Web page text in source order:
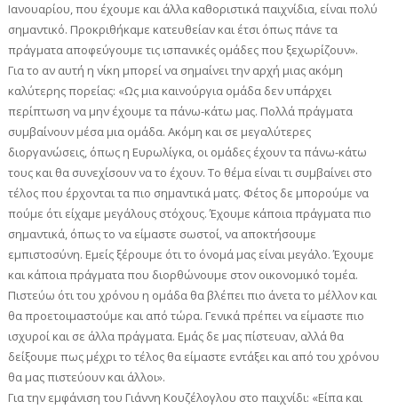
Ιανουαρίου, που έχουμε και άλλα καθοριστικά παιχνίδια, είναι πολύ
σημαντικό. Προκριθήκαμε κατευθείαν και έτσι όπως πάνε τα
πράγματα αποφεύγουμε τις ισπανικές ομάδες που ξεχωρίζουν».
Για το αν αυτή η νίκη μπορεί να σημαίνει την αρχή μιας ακόμη
καλύτερης πορείας: «Ως μια καινούργια ομάδα δεν υπάρχει
περίπτωση να μην έχουμε τα πάνω-κάτω μας. Πολλά πράγματα
συμβαίνουν μέσα μια ομάδα. Ακόμη και σε μεγαλύτερες
διοργανώσεις, όπως η Ευρωλίγκα, οι ομάδες έχουν τα πάνω-κάτω
τους και θα συνεχίσουν να το έχουν. Το θέμα είναι τι συμβαίνει στο
τέλος που έρχονται τα πιο σημαντικά ματς. Φέτος δε μπορούμε να
πούμε ότι είχαμε μεγάλους στόχους. Έχουμε κάποια πράγματα πιο
σημαντικά, όπως το να είμαστε σωστοί, να αποκτήσουμε
εμπιστοσύνη. Εμείς ξέρουμε ότι το όνομά μας είναι μεγάλο. Έχουμε
και κάποια πράγματα που διορθώνουμε στον οικονομικό τομέα.
Πιστεύω ότι του χρόνου η ομάδα θα βλέπει πιο άνετα το μέλλον και
θα προετοιμαστούμε και από τώρα. Γενικά πρέπει να είμαστε πιο
ισχυροί και σε άλλα πράγματα. Εμάς δε μας πίστευαν, αλλά θα
δείξουμε πως μέχρι το τέλος θα είμαστε εντάξει και από του χρόνου
θα μας πιστεύουν και άλλοι».
Για την εμφάνιση του Γιάννη Κουζέλογλου στο παιχνίδι: «Είπα και